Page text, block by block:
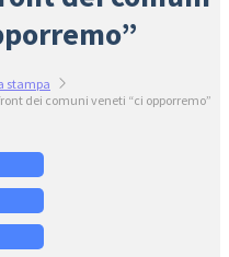
stampa
dei comuni veneti “ci opporremo”